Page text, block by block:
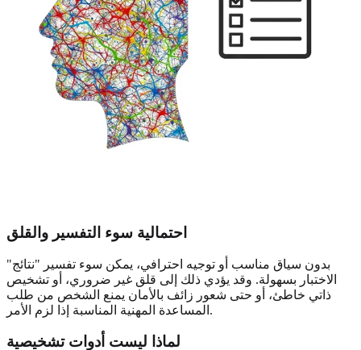
احتمالية سوء التفسير والقلق
بدون سياق مناسب أو توجيه احترافي، يمكن سوء تفسير "نتائج"
الاختبار بسهولة. وقد يؤدي ذلك إلى قلق غير ضروري، أو تشخيص
ذاتي خاطئ، أو حتى شعور زائف بالأمان يمنع الشخص من طلب
المساعدة المهنية المناسبة إذا لزم الأمر.
لماذا ليست أدوات تشخيصية